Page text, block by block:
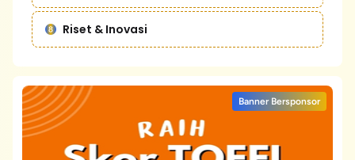
Riset & Inovasi
Banner Bersponsor